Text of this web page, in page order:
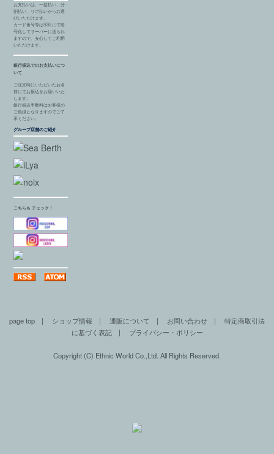
お支払いは、一括払い、分
割払い、リボ払いからお選
びいただけます。
カード番号等はSSLにて暗
号化してサーバーに送られ
ますので、安心してご利用
いただけます。
銀行振込でのお支払いにつ
いて
ご注文時にいただいたお名
前にてお振込をお願いいた
します。
銀行振込手数料はお客様の
ご負担となりますのでご了
承ください。
グループ店舗のご紹介
こちらも チェック！
page top | ショップ情報 | 通販について | お問い合わせ | 特定商取引法
に基づく表記| プライバシー・ポリシー
Copyright (C) Ethnic World Co.,Ltd. All Rights Reserved.